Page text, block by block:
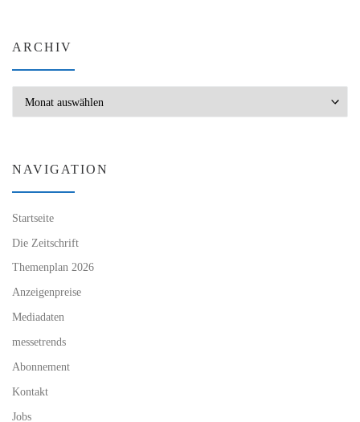
ARCHIV
NAVIGATION
Startseite
Die Zeitschrift
Themenplan 2026
Anzeigenpreise
Mediadaten
messetrends
Abonnement
Kontakt
Jobs